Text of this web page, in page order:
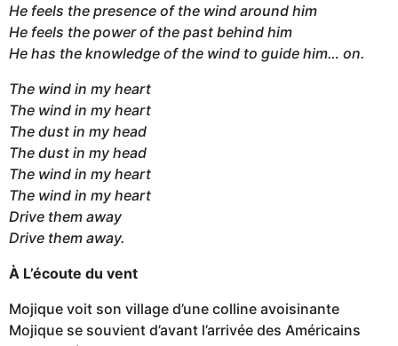
He feels the presence of the wind around him
He feels the power of the past behind him
He has the knowledge of the wind to guide him… on.
The wind in my heart
The wind in my heart
The dust in my head
The dust in my head
The wind in my heart
The wind in my heart
Drive them away
Drive them away.
À L’écoute du vent
Mojique voit son village d’une colline avoisinante
Mojique se souvient d’avant l’arrivée des Américains